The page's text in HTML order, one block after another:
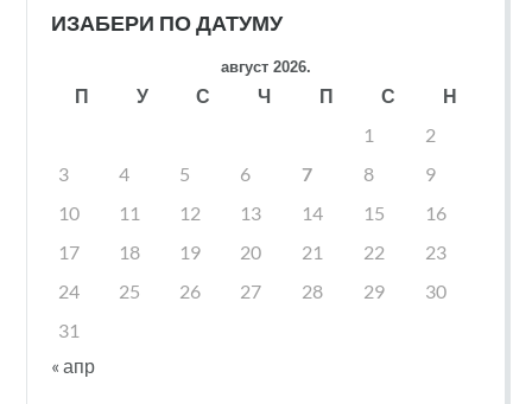
ИЗАБЕРИ ПО ДАТУМУ
август 2026.
П У С Ч П С
Н
1
2
3
4 5 6 7 8
9
10
11 12 13 14 15
16
17
18 19 20 21 22
23
24
25 26 27 28 29
30
31
« апр